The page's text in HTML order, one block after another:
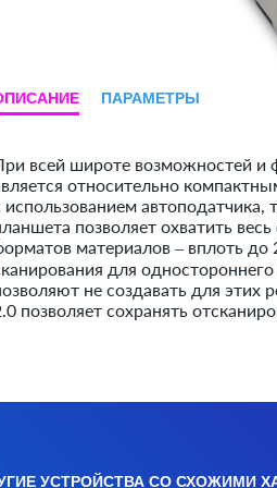
ПАРАМЕТРЫ
всей широте возможностей и
относительно
использованием автоподатчика,
позволяет охватить
материалов – вплоть
для
не создавать для этих
позволяет сохранять
УСТРОЙСТВА СО СХОЖИМИ